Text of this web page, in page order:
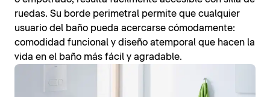
ruedas. Su borde perimetral permite que cualquier
usuario del baño pueda acercarse cómodamente:
comodidad funcional y diseño atemporal que hacen la
vida en el baño más fácil y agradable.